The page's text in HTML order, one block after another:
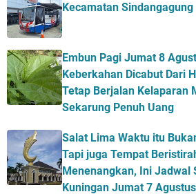
Kecamatan Sindangagung
Embun Pagi Jumat 8
Keberkahan Dicabut Dari
Tetap Berjalan Kelaparan
Sekarung Penuh Uang
Salat Lima Waktu itu
Tapi juga Tempat
Menenangkan, Ini Jadwal
Kuningan Jumat 7